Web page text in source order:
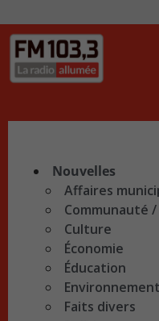
Nouvelles
Affaires
Communauté /
Culture
Économie
Éducation
Environnement
Faits divers